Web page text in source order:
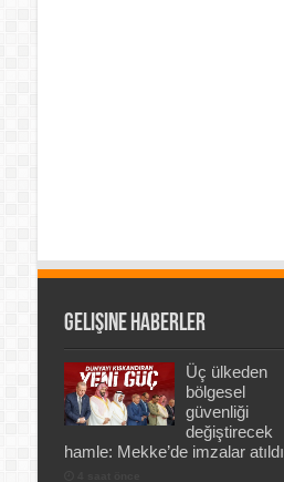
Gelişine Haberler
Üç ülkeden
bölgesel
güvenliği
değiştirecek
hamle: Mekke’de imzalar atıldı